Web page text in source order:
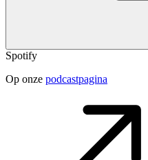
Spotify
Op onze podcastpagina